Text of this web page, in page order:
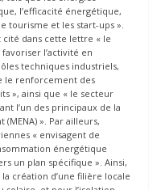
l’efficacité énergétique,
tourisme et les start-ups ».
cité dans cette lettre « le
l’activité en
techniques industriels,
le renforcement des
», ainsi que « le secteur
l’un des principaux de la
». Par ailleurs,
« envisagent de
énergétique
un plan spécifique ». Ainsi,
création d’une filière locale